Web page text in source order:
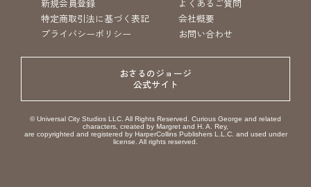
新規会員登録
よくあるご質問
特定商取引法に基づく表記
会社概要
プライバシーポリシー
お問い合わせ
おさるのジョージ
公式サイト
© Universal City Studios LLC. All Rights Reserved. Curious George and related
characters, created by Margret and H. A. Rey,
are copyrighted and registered by HarperCollins Publishers L.L.C. and used under
license. All rights reserved.